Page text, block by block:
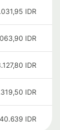
IDR
IDR
IDR
IDR
IDR